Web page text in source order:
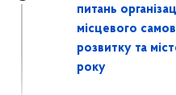
питань
місцевого
розвитку та
року